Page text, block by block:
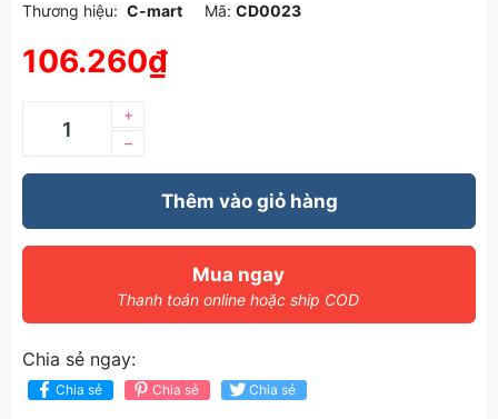
Thương hiệu: C-mart Mã: CD0023
106.260₫
–
+
Thêm vào giỏ hàng
Mua ngay
Thanh toán online hoặc ship COD
Chia sẻ ngay:
Chia sẻ Chia sẻ Chia sẻ